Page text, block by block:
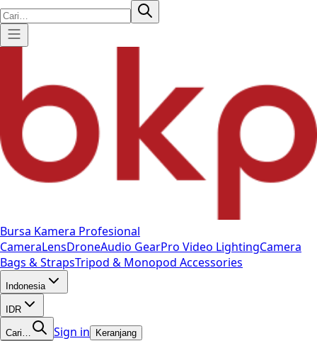
Bursa Kamera Profesional
CameraLensDroneAudio GearPro Video LightingCamera
Bags & StrapsTripod & Monopod Accessories
Indonesia
IDR
Cari… Sign in Keranjang